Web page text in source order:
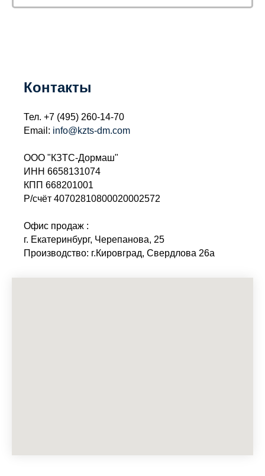
Контакты
Тел. +7 (495) 260-14-70
Email: info@kzts-dm.com
ООО "КЗТС-Дормаш"
ИНН 6658131074
КПП 668201001
Р/счёт 40702810800020002572
Офис продаж :
г. Екатеринбург, Черепанова, 25
Производство: г.Кировград, Свердлова 26а